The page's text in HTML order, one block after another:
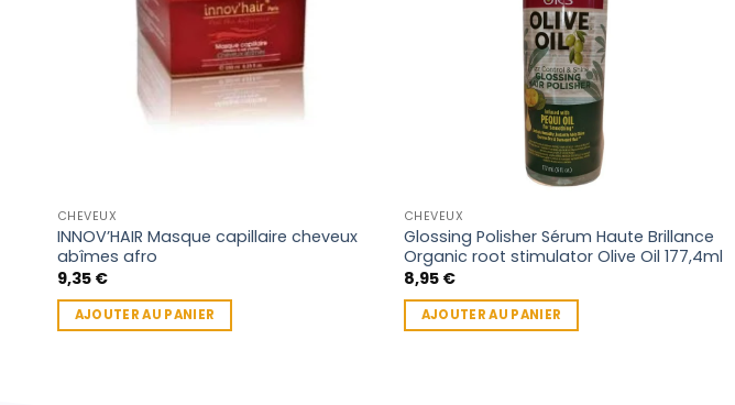
CHEVEUX
INNOV’HAIR Masque capillaire cheveux
abîmes afro
9,35 €
AJOUTER AU PANIER
CHEVEUX
Glossing Polisher Sérum Haute Brillance
Organic root stimulator Olive Oil 177,4ml
8,95 €
AJOUTER AU PANIER